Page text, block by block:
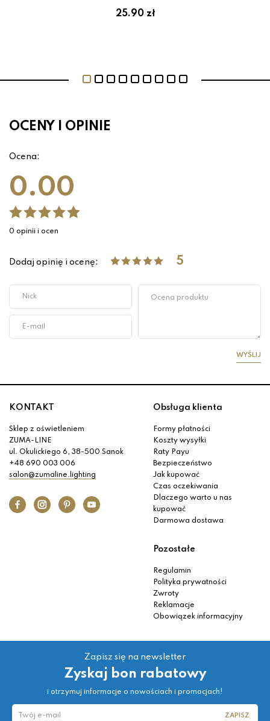
25.90 zł
OCENY I OPINIE
Ocena:
0.00
0 opinii i ocen
Dodaj opinię i ocenę: 5
WYŚLIJ
KONTAKT
Sklep z oświetleniem
ZUMA-LINE
ul. Okulickiego 6, 38-500 Sanok
+48 690 003 006
salon@zumaline.lighting
Obsługa klienta
Formy płatności
Koszty wysyłki
Raty Payu
Bezpieczeństwo
Jak kupować
Czas oczekiwania
Dlaczego warto u nas
kupować
Darmowa dostawa
Pozostałe
Regulamin
Polityka prywatności
Zwroty
Reklamacje
Obowiązek informacyjny
Zapisz się na newsletter
Zyskaj bon rabatowy
i otrzymuj informacje o nowościach i promocjach!
ZAPISZ